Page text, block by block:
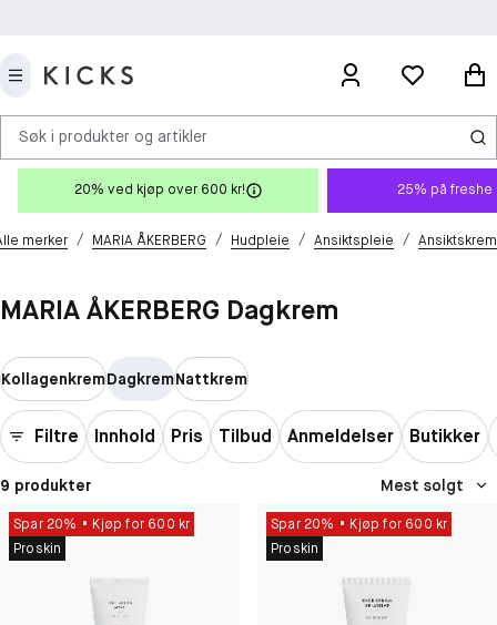
Søk i produkter og artikler
20% ved kjøp over 600 kr! 25% på freshe
merker / MARIA ÅKERBERG / Hudpleie / Ansiktspleie / Ansiktskrem
MARIA ÅKERBERG Dagkrem
KollagenkremDagkremNattkrem
Filtre Innhold Pris Tilbud Anmeldelser Butikker
9 produkter Mest solgt
Spar 20%
Kjøp for 600 kr
Proskin
Spar 20%
Kjøp for 600 kr
Proskin